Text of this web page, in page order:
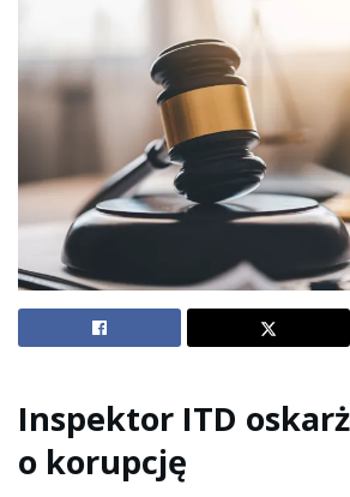
Inspektor ITD
o korupcję